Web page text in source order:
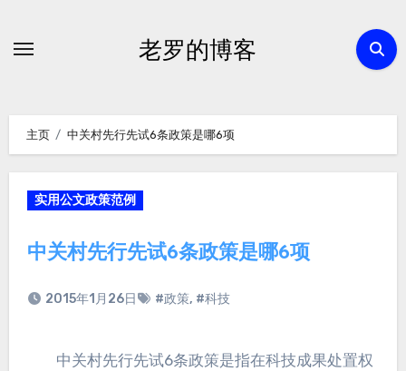
老罗的博客
主页 中关村先行先试6条政策是哪6项
实用公文政策范例
中关村先行先试6条政策是哪6项
2015年1月26日 #政策, #科技
中关村先行先试6条政策是指在科技成果处置权